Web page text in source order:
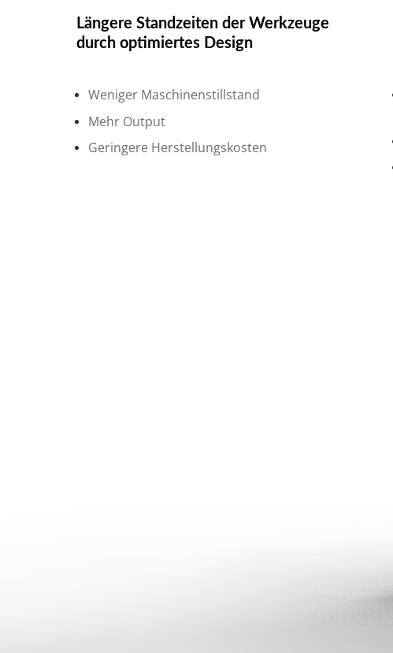
Längere Standzeiten der Werkzeuge
durch optimiertes Design
Weniger Maschinenstillstand
Mehr Output
Geringere Herstellungskosten